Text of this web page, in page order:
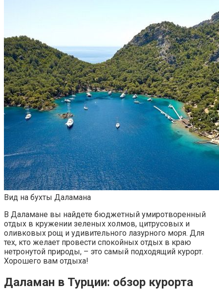
Вид на бухты Даламана
В Даламане вы найдете бюджетный умиротворенный
отдых в кружении зеленых холмов, цитрусовых и
оливковых рощ и удивительного лазурного моря. Для
тех, кто желает провести спокойных отдых в краю
нетронутой природы, – это самый подходящий курорт.
Хорошего вам отдыха!
Даламан в Турции: обзор курорта